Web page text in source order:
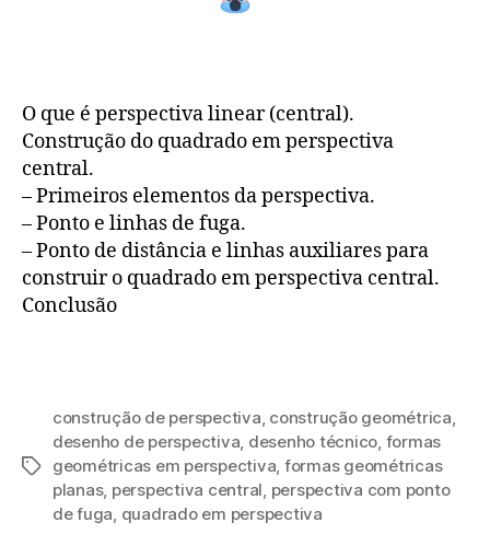
O que é perspectiva linear (central).
Construção do quadrado em perspectiva
central.
– Primeiros elementos da perspectiva.
– Ponto e linhas de fuga.
– Ponto de distância e linhas auxiliares para
construir o quadrado em perspectiva central.
Conclusão
Tags
construção de perspectiva, construção geométrica,
desenho de perspectiva, desenho técnico, formas
geométricas em perspectiva, formas geométricas
planas, perspectiva central, perspectiva com ponto
de fuga, quadrado em perspectiva